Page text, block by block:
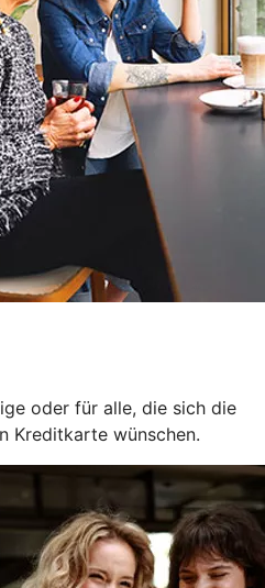
oder für alle, die sich die
Kreditkarte wünschen.